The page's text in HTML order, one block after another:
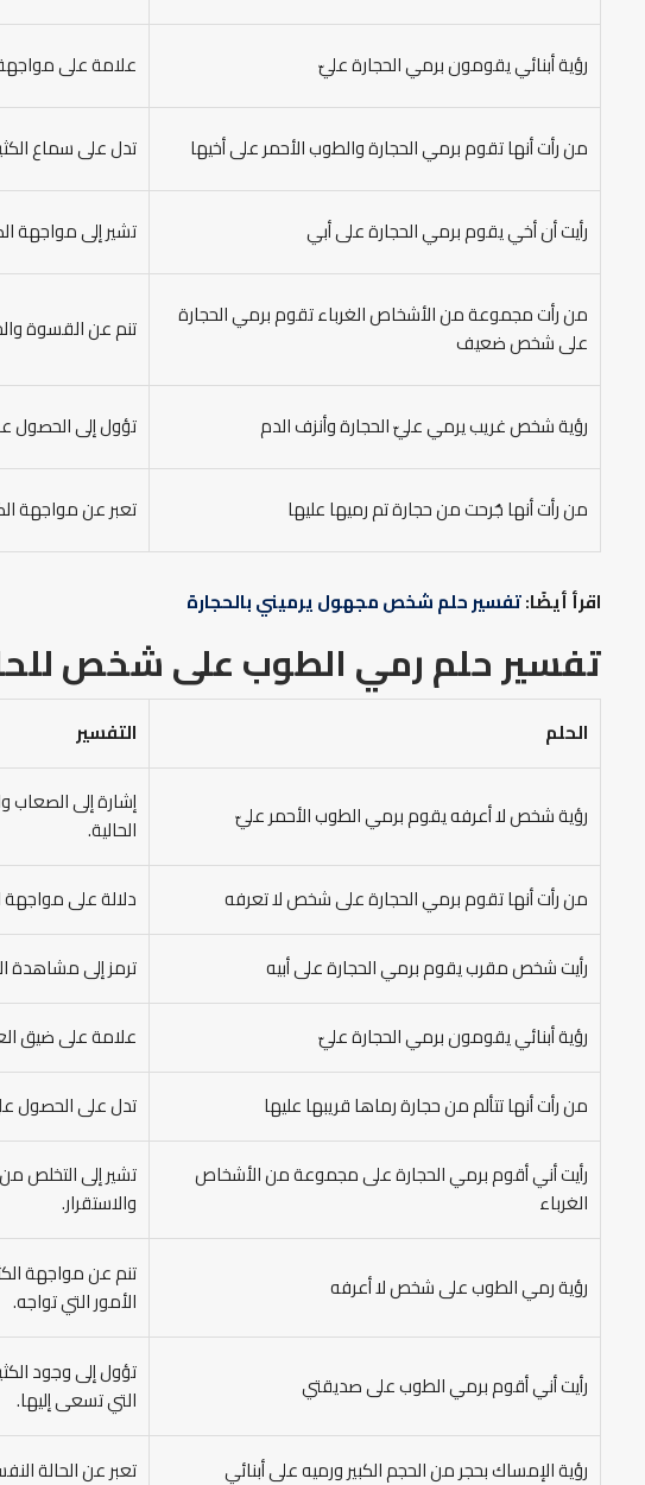
رؤية أبنائي يقومون برمي الحجارة عليّ علامة على مواجهة
من رأت أنها تقوم برمي الحجارة والطوب الأحمر على أخيها تدل على سماع
رأيت أن أخي يقوم برمي الحجارة على أبي تشير إلى مواجهة
من رأت مجموعة من الأشخاص الغرباء تقوم برمي الحجارة
على شخص ضعيف
تنم عن القسوة
رؤية شخص غريب يرمي عليّ الحجارة وأنزف الدم تؤول إلى الحصول
من رأت أنها جُرحت من حجارة تم رميها عليها تعبر عن مواجهة
اقرأ أيضًا:تفسير حلم شخص مجهول يرميني بالحجارة
تفسير حلم رمي الطوب على شخص
الحلم التفسير
رؤية شخص لا أعرفه يقوم برمي الطوب الأحمر عليّ
إشارة إلى الصعاب
الحالية.
من رأت أنها تقوم برمي الحجارة على شخص لا تعرفه
دلالة على مواجهة
رأيت شخص مقرب يقوم برمي الحجارة على أبيه
ترمز إلى مشاهدة
رؤية أبنائي يقومون برمي الحجارة عليّ
علامة على ضيق
من رأت أنها تتألم من حجارة رماها قريبها عليها
تدل على الحصول
رأيت أني أقوم برمي الحجارة على مجموعة من الأشخاص
الغرباء
تشير إلى التخلص
والاستقرار.
رؤية رمي الطوب على شخص لا أعرفه
تنم عن مواجهة
الأمور التي تواجه.
رأيت أني أقوم برمي الطوب على صديقتي
تؤول إلى وجود
التي تسعى إليها.
رؤية الإمساك بحجر من الحجم الكبير ورميه على أبنائي تعبر عن الحالة